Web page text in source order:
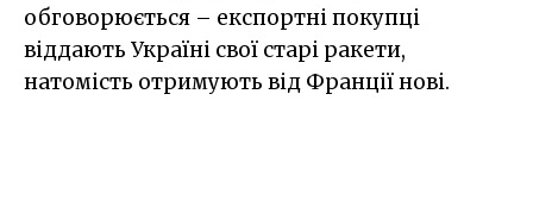
обговорюється – експортні покупці
віддають Україні свої старі ракети,
натомість отримують від Франції нові.